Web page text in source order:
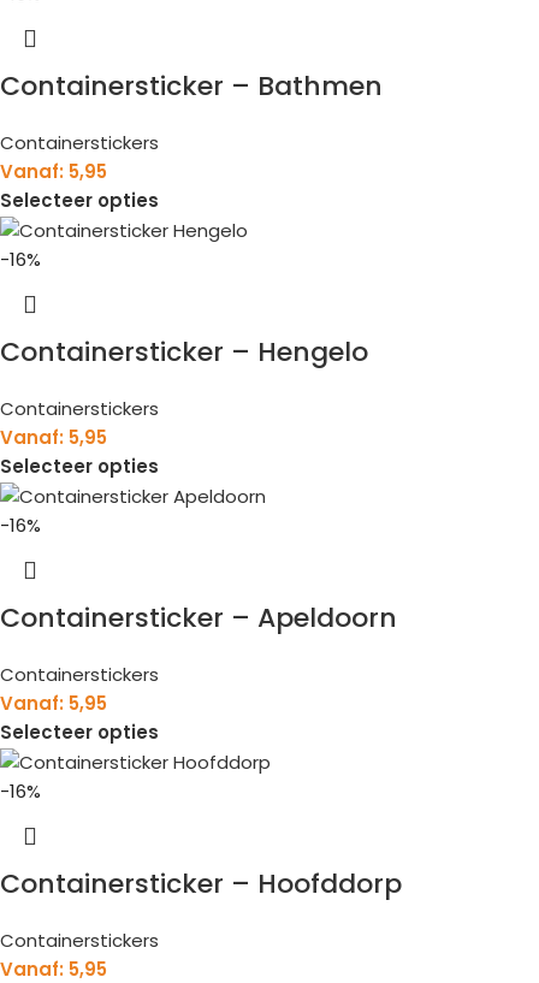
Containersticker – Bathmen
Containerstickers
Vanaf: 5,95
Selecteer opties
-16%
Containersticker – Hengelo
Containerstickers
Vanaf: 5,95
Selecteer opties
-16%
Containersticker – Apeldoorn
Containerstickers
Vanaf: 5,95
Selecteer opties
-16%
Containersticker – Hoofddorp
Containerstickers
Vanaf: 5,95